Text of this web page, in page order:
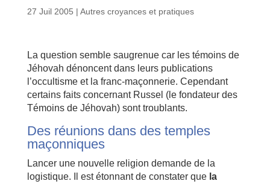
27 Juil 2005 | Autres croyances et pratiques
La question semble saugrenue car les témoins de
Jéhovah dénoncent dans leurs publications
l’occultisme et la franc-maçonnerie. Cependant
certains faits concernant Russel (le fondateur des
Témoins de Jéhovah) sont troublants.
Des réunions dans des temples
maçonniques
Lancer une nouvelle religion demande de la
logistique. Il est étonnant de constater que la